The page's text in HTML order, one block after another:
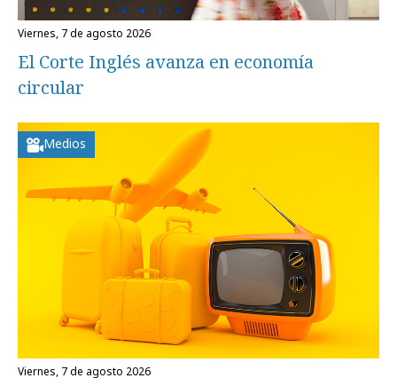
viernes, 7 de agosto 2026
El Corte Inglés avanza en economía
circular
Medios
viernes, 7 de agosto 2026